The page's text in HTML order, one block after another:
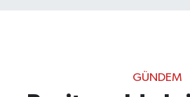
GÜNDEM